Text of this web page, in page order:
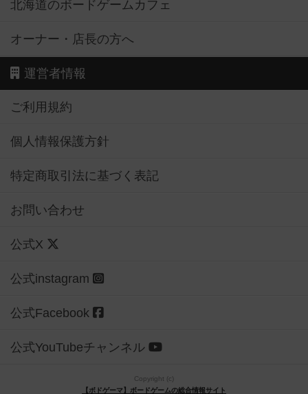
北海道のボードゲームカフェ
オーナー・店長の方へ
運営者情報
ご利用規約
個人情報保護方針
特定商取引法に基づく表記
お問い合わせ
公式X
公式instagram
公式Facebook
公式YouTubeチャンネル
Copyright (c)
【ボドゲーマ】ボードゲームの総合情報サイト